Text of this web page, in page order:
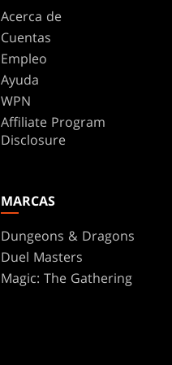
Acerca de
Cuentas
Empleo
Ayuda
WPN
Affiliate Program
Disclosure
MARCAS
Dungeons & Dragons
Duel Masters
Magic: The Gathering